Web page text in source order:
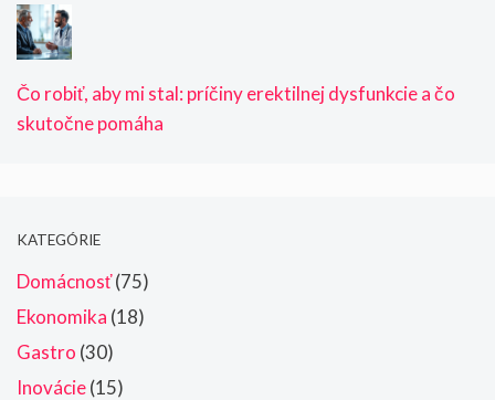
Čo robiť, aby mi stal: príčiny erektilnej dysfunkcie a čo
skutočne pomáha
KATEGÓRIE
Domácnosť(75)
Ekonomika (18)
Gastro (30)
Inovácie(15)